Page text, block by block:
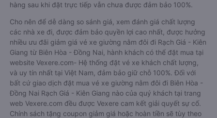
hàng sau khi đặt trực tiếp vẫn chưa được đảm bảo 100%.
Cho nên để dễ dàng so sánh giá, xem đánh giá chất lượng
các nhà xe đi, được đảm bảo quyền lợi cao nhất, được hưởng
nhiều ưu đãi giảm giá vé xe giường nằm đôi đi Rạch Giá - Kiên
Giang từ Biên Hòa - Đồng Nai, hành khách có thể đặt mua tại
website Vexere.com- Hệ thống đặt vé xe khách chất lượng,
và uy tín nhất tại Việt Nam, đảm bảo giữ chỗ 100%. Đối với
bất cứ giao dịch đặt mua vé xe giường nằm đôi đi Biên Hòa -
Đồng Nai Rạch Giá - Kiên Giang nào của quý khách tại trang
web Vexere.com đều được Vexere cam kết giải quyết sự cố.
Chính sách tặng coupon giảm giá hoặc hoàn tiền sẽ tùy theo